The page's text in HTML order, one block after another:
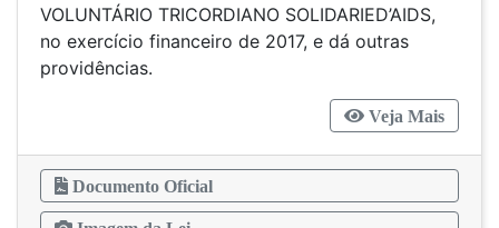
VOLUNTÁRIO TRICORDIANO SOLIDARIED’AIDS,
no exercício financeiro de 2017, e dá outras
providências.
Veja Mais
Documento Oficial